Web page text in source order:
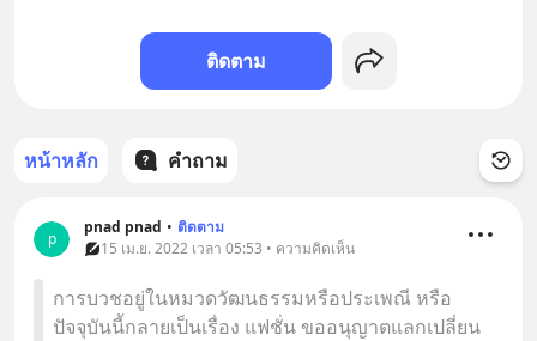
ติดตาม
หน้าหลัก คำถาม
p
pnad pnad • ติดตาม
15 เม.ย. 2022 เวลา 05:53 • ความคิดเห็น
การบวชอยู่ในหมวดวัฒนธรรมหรือประเพณี หรือ
ปัจจุบันนี้กลายเป็นเรื่อง แฟชั่น ขออนุญาตแลกเปลี่ยน